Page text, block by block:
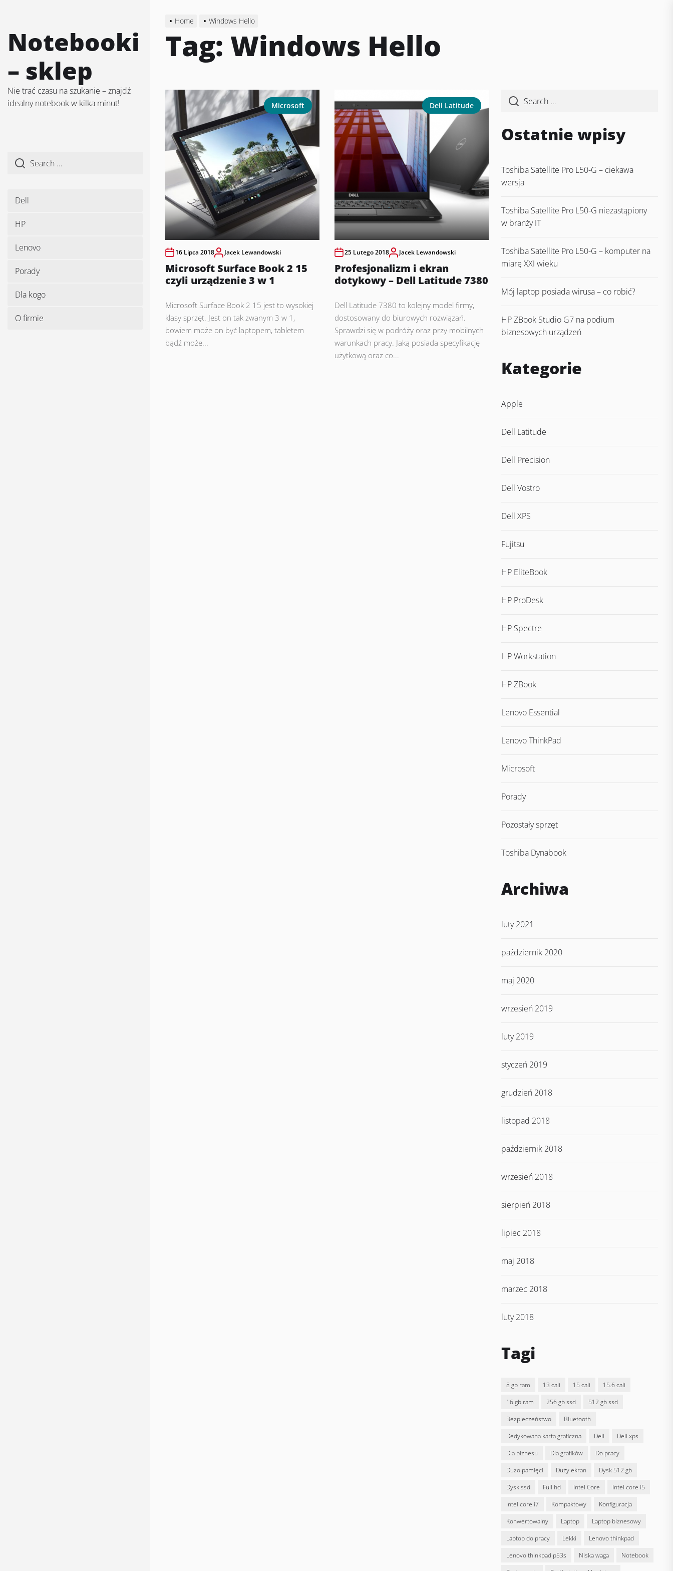
content
Notebooki
– sklep
Nie trać czasu na szukanie – znajdź
idealny notebook w kilka minut!
Dell
HP
Lenovo
Porady
Dla kogo
O firmie
Home Windows Hello
Tag: Windows Hello
Microsoft
16 Lipca 2018 Jacek Lewandowski
Microsoft Surface Book 2 15
czyli urządzenie 3 w 1
Microsoft Surface Book 2 15 jest to wysokiej
klasy sprzęt. Jest on tak zwanym 3 w 1,
bowiem może on być laptopem, tabletem
bądź może...
Dell Latitude
25 Lutego 2018 Jacek Lewandowski
Profesjonalizm i ekran
dotykowy – Dell Latitude 7380
Dell Latitude 7380 to kolejny model firmy,
dostosowany do biurowych rozwiązań.
Sprawdzi się w podróży oraz przy mobilnych
warunkach pracy. Jaką posiada specyfikację
użytkową oraz co...
Ostatnie wpisy
Toshiba Satellite Pro L50-G – ciekawa
wersja
Toshiba Satellite Pro L50-G niezastąpiony
w branży IT
Toshiba Satellite Pro L50-G – komputer na
miarę XXI wieku
Mój laptop posiada wirusa – co robić?
HP ZBook Studio G7 na podium
biznesowych urządzeń
Kategorie
Apple
Dell Latitude
Dell Precision
Dell Vostro
Dell XPS
Fujitsu
HP EliteBook
HP ProDesk
HP Spectre
HP Workstation
HP ZBook
Lenovo Essential
Lenovo ThinkPad
Microsoft
Porady
Pozostały sprzęt
Toshiba Dynabook
Archiwa
luty 2021
październik 2020
maj 2020
wrzesień 2019
luty 2019
styczeń 2019
grudzień 2018
listopad 2018
październik 2018
wrzesień 2018
sierpień 2018
lipiec 2018
maj 2018
marzec 2018
luty 2018
Tagi
8 gb ram 13 cali 15 cali
15.6 cali
16 gb ram
256 gb ssd
512 gb ssd
bezpieczeństwo
bluetooth
dedykowana karta graficzna
Dell
dell xps
dla biznesu
dla grafików
do pracy
dużo pamięci
duży ekran
dysk 512 gb
dysk ssd
full hd Intel Core
intel core i5
intel core i7
kompaktowy
konfiguracja
konwertowalny
laptop
laptop biznesowy
laptop do pracy
lekki
lenovo thinkpad
lenovo thinkpad p53s
niska waga
notebook